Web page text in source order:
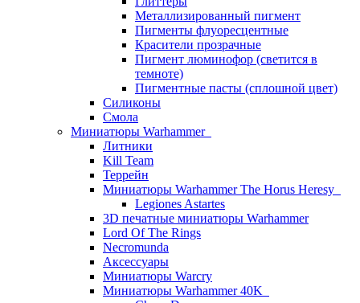
Металлизированный пигмент
Пигменты флуоресцентные
Красители прозрачные
Пигмент люминофор (светится в
темноте)
Пигментные пасты (сплошной цвет)
Силиконы
Смола
Миниатюры Warhammer
Литники
Kill Team
Террейн
Миниатюры Warhammer The Horus Heresy
Legiones Astartes
3D печатные миниатюры Warhammer
Lord Of The Rings
Necromunda
Аксессуары
Миниатюры Warcry
Миниатюры Warhammer 40K